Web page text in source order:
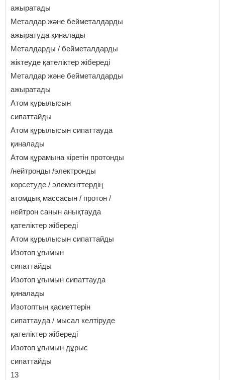
ажыратады
Металдар және бейметалдарды
ажыратуда қиналады
Металдарды / бейметалдарды
жіктеуде қателіктер жібереді
Металдар және бейметалдарды
ажыратады
Атом құрылысын
сипаттайды
Атом құрылысын сипаттауда
қиналады
Атом құрамына кіретін протонды
/нейтронды /электронды
көрсетуде / элементтердің
атомдық массасын / протон /
нейтрон санын анықтауда
қателіктер жібереді
Атом құрылысын сипаттайды
Изотоп ұғымын
сипаттайды
Изотоп ұғымын сипаттауда
қиналады
Изотоптың қасиеттерін
сипаттауда / мысал келтіруде
қателіктер жібереді
Изотоп ұғымын дұрыс
сипаттайды
13